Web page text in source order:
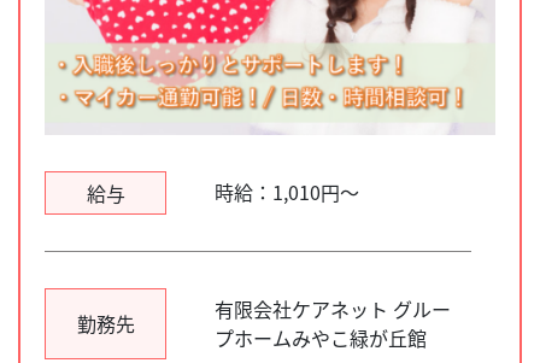
給与 時給：1,010円～
勤務先
有限会社ケアネット グルー
プホームみやこ緑が丘館